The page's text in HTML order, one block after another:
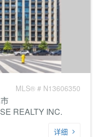
MLS® # N13606350
REALTY INC.
详细